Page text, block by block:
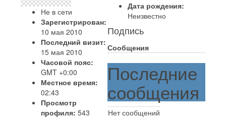
Не в сети
Зарегистрирован:
10 мая 2010
Последний визит:
15 мая 2010
Часовой пояс:
GMT +0:00
Местное время:
02:43
Просмотр
профиля: 543
Дата рождения:
Неизвестно
Подпись
Сообщения
Последние
сообщения
Нет сообщений